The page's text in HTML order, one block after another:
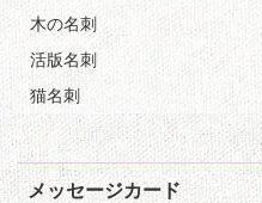
木の名刺
活版名刺
猫名刺
メッセージカード